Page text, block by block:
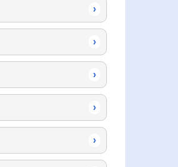
›
›
›
›
›